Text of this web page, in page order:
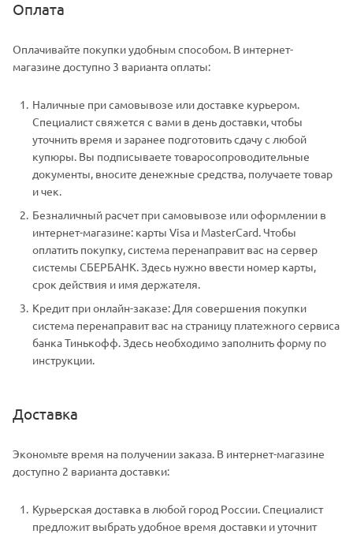
Оплата
Оплачивайте покупки удобным способом. В интернет-
магазине доступно 3 варианта оплаты:
Наличные при самовывозе или доставке курьером.
Специалист свяжется с вами в день доставки, чтобы
уточнить время и заранее подготовить сдачу с любой
купюры. Вы подписываете товаросопроводительные
документы, вносите денежные средства, получаете товар
и чек.
Безналичный расчет при самовывозе или оформлении в
интернет-магазине: карты Visa и MasterCard. Чтобы
оплатить покупку, система перенаправит вас на сервер
системы СБЕРБАНК. Здесь нужно ввести номер карты,
срок действия и имя держателя.
Кредит при онлайн-заказе: Для совершения покупки
система перенаправит вас на страницу платежного сервиса
банка Тинькофф. Здесь необходимо заполнить форму по
инструкции.
Доставка
Экономьте время на получении заказа. В интернет-магазине
доступно 2 варианта доставки:
Курьерская доставка в любой город России. Специалист
предложит выбрать удобное время доставки и уточнит